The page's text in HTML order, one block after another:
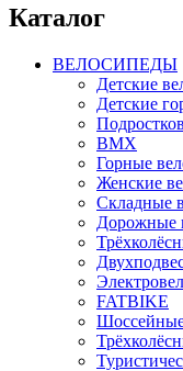
Каталог
ВЕЛОСИПЕДЫ
Детские
Детские
BMX
Горные
Женские
Складные
Дорожные
FATBIKE